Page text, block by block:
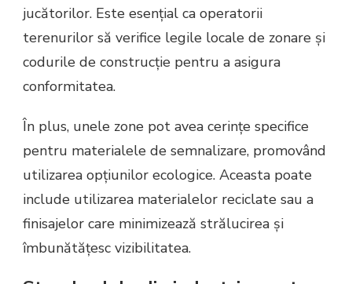
jucătorilor. Este esențial ca operatorii
terenurilor să verifice legile locale de zonare și
codurile de construcție pentru a asigura
conformitatea.
În plus, unele zone pot avea cerințe specifice
pentru materialele de semnalizare, promovând
utilizarea opțiunilor ecologice. Aceasta poate
include utilizarea materialelor reciclate sau a
finisajelor care minimizează strălucirea și
îmbunătățesc vizibilitatea.